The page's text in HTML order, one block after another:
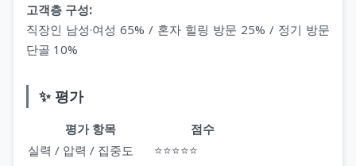
고객층 구성:
직장인 남성·여성 65% / 혼자 힐링 방문 25% / 정기 방문
단골 10%
✨ 평가
평가 항목
점수
실력 / 압력 / 집중도
⭐⭐⭐⭐⭐